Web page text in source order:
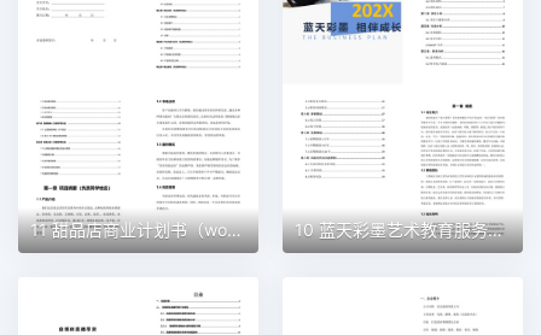
11 甜品店商业计划书（word+ppt配套）创业计划书word模板 10 蓝天彩墨艺术教育服务平台商业计划书（word+ppt配套）创业计划书word模板